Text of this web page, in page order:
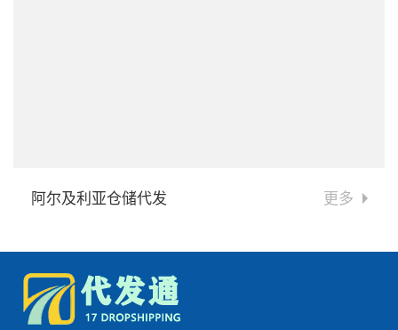
阿尔及利亚仓储代发 更多